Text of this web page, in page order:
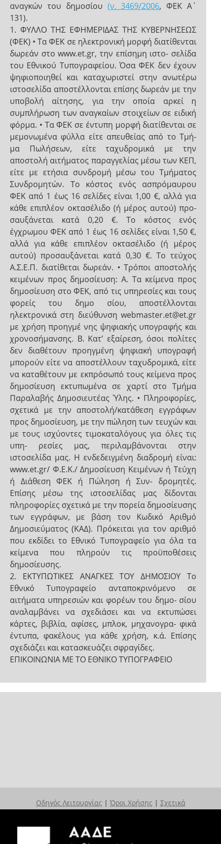
αναγκών του δημοσίου (ν. 3469/2006, ΦΕΚ Α΄
131).
1. ΦΥΛΛΟ ΤΗΣ ΕΦΗΜΕΡΙΔΑΣ ΤΗΣ ΚΥΒΕΡΝΗΣΕΩΣ
(ΦΕΚ) • Τα ΦΕΚ σε ηλεκτρονική μορφή διατίθενται
δωρεάν στο www.et.gr, την επίσημη ιστο- σελίδα
του Εθνικού Τυπογραφείου. Όσα ΦΕΚ δεν έχουν
ψηφιοποιηθεί και καταχωριστεί στην ανωτέρω
ιστοσελίδα αποστέλλονται επίσης δωρεάν με την
υποβολή αίτησης, για την οποία αρκεί η
συμπλήρωση των αναγκαίων στοιχείων σε ειδική
φόρμα. • Τα ΦΕΚ σε έντυπη μορφή διατίθενται σε
μεμονωμένα φύλλα είτε απευθείας από το Τμή-
μα Πωλήσεων, είτε ταχυδρομικά με την
αποστολή αιτήματος παραγγελίας μέσω των ΚΕΠ,
είτε με ετήσια συνδρομή μέσω του Τμήματος
Συνδρομητών. Tο κόστος ενός ασπρόμαυρου
ΦΕΚ από 1 έως 16 σελίδες είναι 1,00 €, αλλά για
κάθε επιπλέον οκτασέλιδο (ή μέρος αυτού) προ-
σαυξάνεται κατά 0,20 €. Το κόστος ενός
έγχρωμου ΦΕΚ από 1 έως 16 σελίδες είναι 1,50 €,
αλλά για κάθε επιπλέον οκτασέλιδο (ή μέρος
αυτού) προσαυξάνεται κατά 0,30 €. To τεύχος
Α.Σ.Ε.Π. διατίθεται δωρεάν. • Τρόποι αποστολής
κειμένων προς δημοσίευση: Α. Τα κείμενα προς
δημοσίευση στο ΦΕΚ, από τις υπηρεσίες και τους
φορείς του δημο σίου, αποστέλλονται
ηλεκτρονικά στη διεύθυνση webmaster.et@et.gr
με χρήση προηγμέ νης ψηφιακής υπογραφής και
χρονοσήμανσης. Β. Κατ’ εξαίρεση, όσοι πολίτες
δεν διαθέτουν προηγμένη ψηφιακή υπογραφή
μπορούν είτε να αποστέλλουν ταχυδρομικά, είτε
να καταθέτουν με εκπρόσωπό τους κείμενα προς
δημοσίευση εκτυπωμένα σε χαρτί στο Τμήμα
Παραλαβής Δημοσιευτέας Ύλης. • Πληροφορίες,
σχετικά με την αποστολή/κατάθεση εγγράφων
προς δημοσίευση, με την πώληση των τευχών και
με τους ισχύοντες τιμοκαταλόγους για όλες τις
υπη- ρεσίες μας, περιλαμβάνονται στην
ιστοσελίδα μας. Η ενδεδειγμένη διαδρομή είναι:
www.et.gr/ Φ.Ε.Κ./ Δημοσίευση Κειμένων ή Τεύχη
ή Διάθεση ΦΕΚ ή Πώληση ή Συν- δρομητές.
Επίσης μέσω της ιστοσελίδας μας δίδονται
πληροφορίες σχετικά με την πορεία δημοσίευσης
των εγγράφων, με βάση τον Κωδικό Αριθμό
Δημοσιεύματος (ΚΑΔ). Πρόκειται για τον αριθμό
που εκδίδει το Εθνικό Τυπογραφείο για όλα τα
κείμενα που πληρούν τις προϋποθέσεις
δημοσίευσης.
2. ΕΚΤΥΠΩΤΙΚΕΣ ΑΝΑΓΚΕΣ ΤΟΥ ΔΗΜΟΣΙΟΥ Το
Εθνικό Τυπογραφείο ανταποκρινόμενο σε
αιτήματα υπηρεσιών και φορέων του δημο- σίου
αναλαμβάνει να σχεδιάσει και να εκτυπώσει
κάρτες, βιβλία, αφίσες, μπλοκ, μηχανογρα- φικά
έντυπα, φακέλους για κάθε χρήση, κ.ά. Επίσης
σχεδιάζει και κατασκευάζει σφραγίδες.
EΠΙΚΟΙΝΩΝΙΑ ΜΕ ΤΟ ΕΘΝΙΚΟ ΤΥΠΟΓΡΑΦΕΙΟ
Οδηγός Λειτουργίας | Όροι Χρήσης | Σχετικά